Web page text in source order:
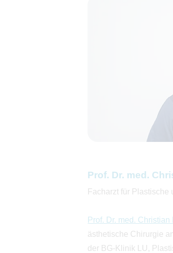
Prof. Dr. med.
Facharzt für
Prof. Dr. med. Christian
ästhetische Chirurgie
der BG-Klinik LU,